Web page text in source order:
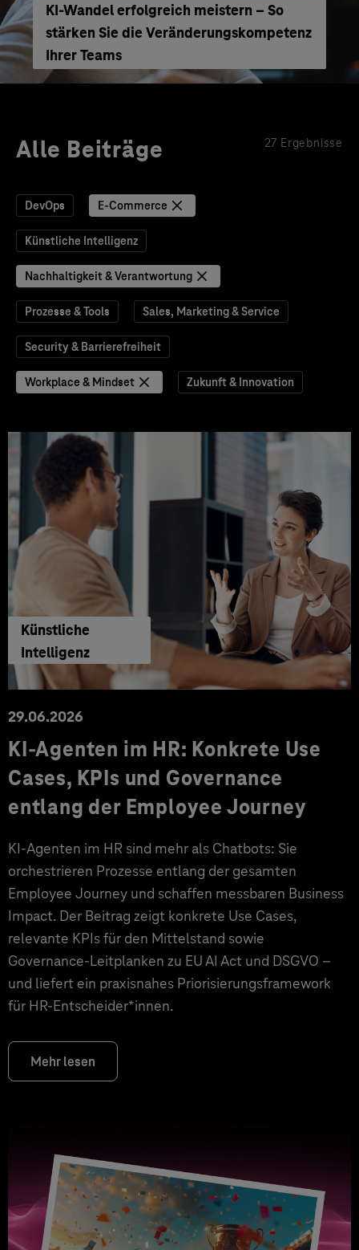
KI-Wandel erfolgreich meistern – So
stärken Sie die Veränderungskompetenz
Ihrer Teams
Alle Beiträge 27 Ergebnisse
DevOps E-Commerce
Künstliche Intelligenz
Nachhaltigkeit & Verantwortung
Prozesse & Tools Sales, Marketing & Service
Security & Barrierefreiheit
Workplace & Mindset Zukunft & Innovation
Künstliche
Intelligenz
29.06.2026
KI‑Agenten im HR: Konkrete Use
Cases, KPIs und Governance
entlang der Employee Journey
KI‑Agenten im HR sind mehr als Chatbots: Sie
orchestrieren Prozesse entlang der gesamten
Employee Journey und schaffen messbaren Business
Impact. Der Beitrag zeigt konkrete Use Cases,
relevante KPIs für den Mittelstand sowie
Governance‑Leitplanken zu EU AI Act und DSGVO –
und liefert ein praxisnahes Priorisierungsframework
für HR‑Entscheider*innen.
Mehr lesen